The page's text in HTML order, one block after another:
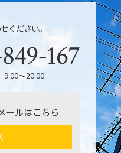
ください。
167
9:00〜20:00
ールはこちら